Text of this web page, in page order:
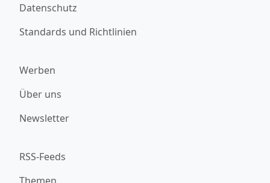
Datenschutz
Standards und Richtlinien
Werben
Über uns
Newsletter
RSS-Feeds